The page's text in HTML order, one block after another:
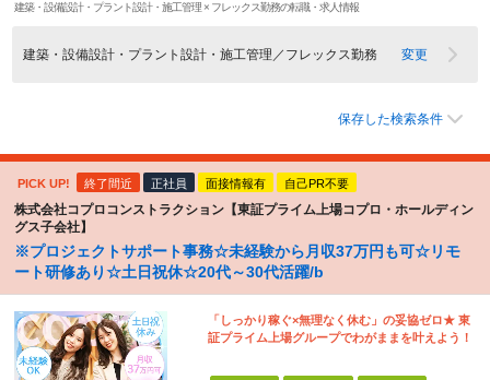
建築・設備設計・プラント設計・施工管理 × フレックス勤務の転職・求人情報
建築・設備設計・プラント設計・施工管理／フレックス勤務 変更
保存した検索条件
PICK UP! 終了間近 正社員 面接情報有 自己PR不要
株式会社コプロコンストラクション【東証プライム上場コプロ・ホールディン
グス子会社】
※プロジェクトサポート事務☆未経験から月収37万円も可☆リモ
ート研修あり☆土日祝休☆20代～30代活躍/b
「しっかり稼ぐ×無理なく休む」の妥協ゼロ★ 東
証プライム上場グループでわがままを叶えよう！